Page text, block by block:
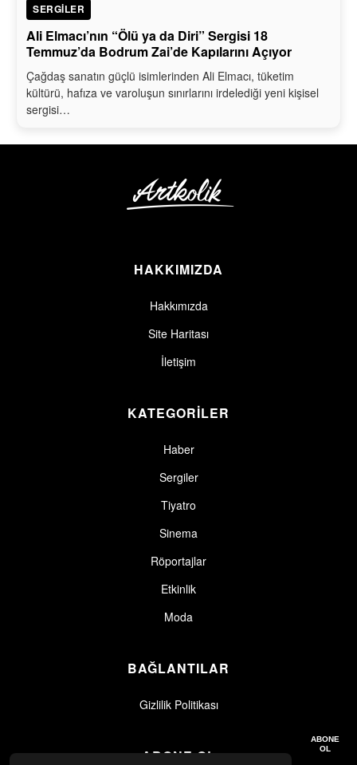
SERGILER
Ali Elmacı’nın “Ölü ya da Diri” Sergisi 18
Temmuz’da Bodrum Zai’de Kapılarını Açıyor
Çağdaş sanatın güçlü isimlerinden Ali Elmacı, tüketim
kültürü, hafıza ve varoluşun sınırlarını irdelediği yeni kişisel
sergisi…
HAKKIMIZDA
Hakkımızda
Site Haritası
İletişim
KATEGORİLER
Haber
Sergiler
Tiyatro
Sinema
Röportajlar
Etkinlik
Moda
BAĞLANTILAR
Gizlilik Politikası
ABONE OL
ABONE
OL